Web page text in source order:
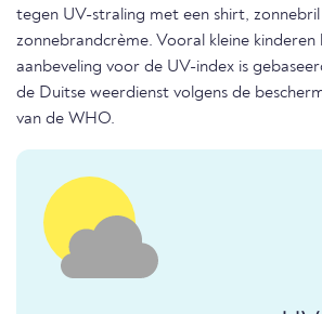
tegen UV-straling met een shirt, zonnebril
zonnebrandcrème. Vooral kleine kinderen
aanbeveling voor de UV-index is
de Duitse weerdienst volgens de
van de WHO.